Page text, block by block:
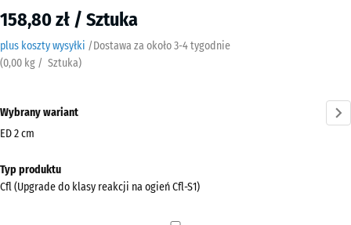
158,80 zł / Sztuka
plus koszty wysyłki /Dostawa za około3-4 tygodnie
(0,00 kg / Sztuka)
Wybrany wariant
ED 2 cm
do
wysyłki
Typ produktu
Cfl (Upgrade do klasy reakcji na ogień Cfl-S1)